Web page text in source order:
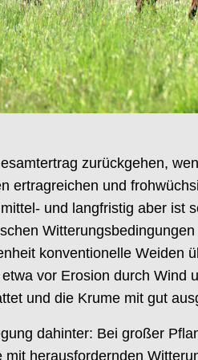
zurückgehen,
ertragreichen und
und langfristig aber ist
konventionelle Weiden
vor Erosion durch Wind
und die Krume mit gut
dahinter: Bei großer
mit herausfordernden